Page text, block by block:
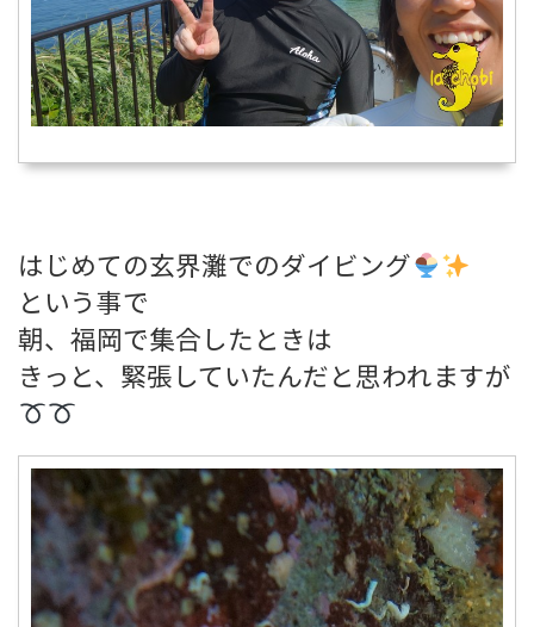
はじめての玄界灘でのダイビング
という事で
朝、福岡で集合したときは
きっと、緊張していたんだと思われますが